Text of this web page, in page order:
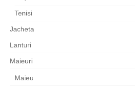
Tenisi
Jacheta
Lanturi
Maieuri
Maieu